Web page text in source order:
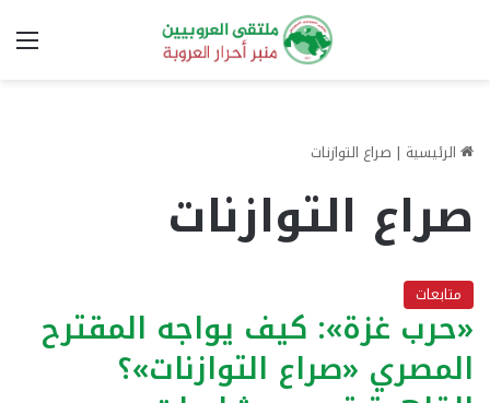
الرئيسية | صراع التوازنات
صراع التوازنات
متابعات
«حرب غزة»: كيف يواجه المقترح
المصري «صراع التوازنات»؟